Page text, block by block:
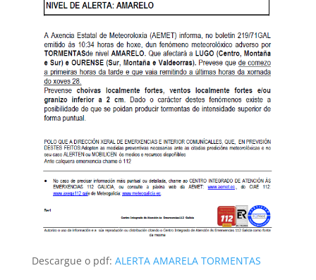
Descargue o pdf: ALERTA AMARELA TORMENTAS